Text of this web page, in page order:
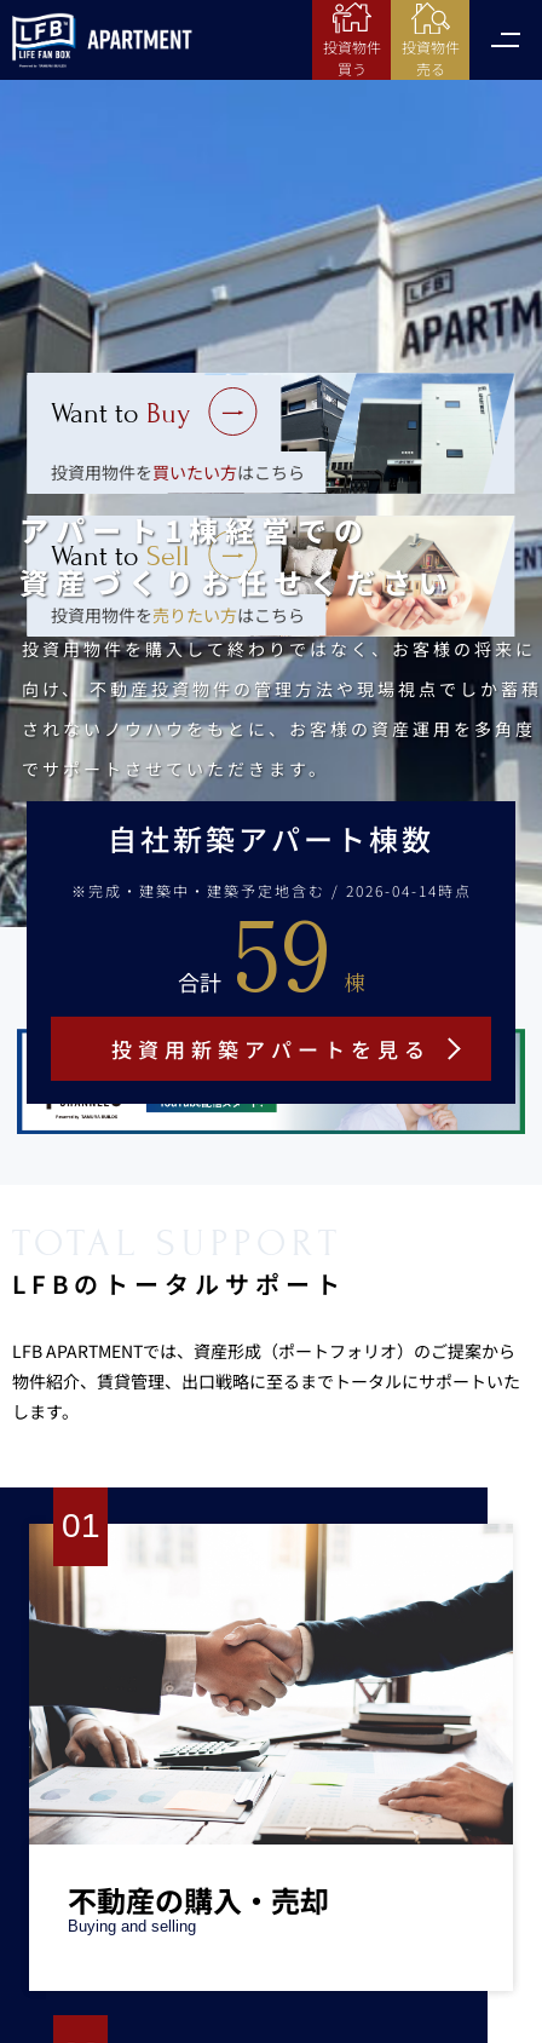
投資物件
買う
投資物件
売る
アパート1棟経営での
資産づくりお任せください
投資用物件を購入して終わりではなく、お客様の将来に
向け、
不動産投資物件の管理方法や現場視点でしか蓄積
されないノウハウをもとに、お客様の資産運用を多角度
でサポートさせていただきます。
自社新築アパート棟数
※完成・建築中・建築予定地含む / 2026-04-14時点
合計 59 棟
投資用新築アパートを見る
Want to Buy
投資用物件を買いたい方はこちら
Want toSell
投資用物件を売りたい方はこちら
TOTAL SUPPORT
LFBのトータルサポート
LFB APARTMENTでは、資産形成（ポートフォリオ）のご提案から
物件紹介、賃貸管理、出口戦略に至るまでトータルにサポートいた
します。
不動産の購入・売却
Buying and selling